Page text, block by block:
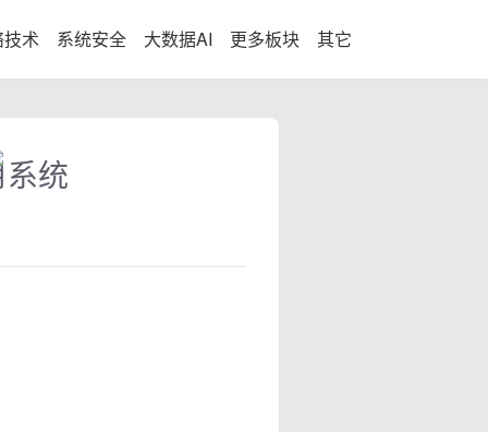
术 系统安全 大数据AI 更多板块 其它
统